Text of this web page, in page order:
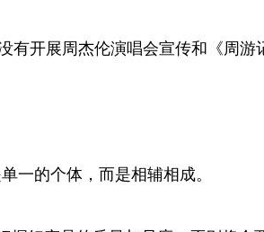
开展周杰伦演唱会宣传和《周游
的个体，而是相辅相成。